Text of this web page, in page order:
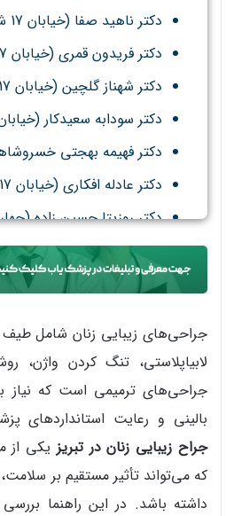
دکتر ناهید صفا (خیابان 17 شهریور جدید)
دکتر فریدون قمری (خیابان 17 شهریور جدید)
دکتر شهناز گلچین (خیابان 17شهریور جدید)
دکتر سودابه سعیدکار (خیابان 17 شهریور
دکتر فهیمه بهجتی
دکتر عادله افکاری (خیابان 17 شهریور جدید)
دکتر روزیتا حسین زاده
جراحی‌های زیبایی زنان شامل طیف
لابیاپلاستی، تنگ کردن واژن،
جراحی‌های ترمیمی است که نیاز
بالینی و رعایت استانداردهای
جراح زیبایی زنان در تبریز یکی از
که می‌تواند تأثیر مستقیم بر
داشته باشد. در این راهنما